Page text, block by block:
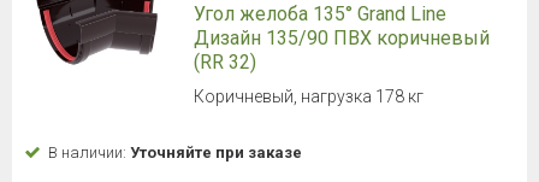
Угол желоба 135° Grand Line
Дизайн 135/90 ПВХ коричневый
(RR 32)
Коричневый, нагрузка 178 кг
В наличии: Уточняйте при заказе